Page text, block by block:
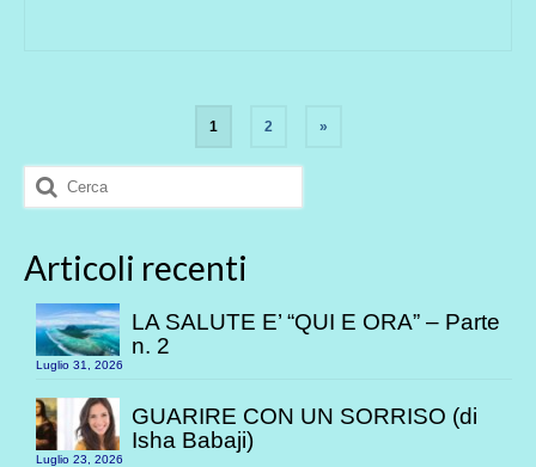
Paginazione
degli
articoli
1 2 »
Cerca:
Articoli recenti
LA SALUTE E’ “QUI E ORA” – Parte
n. 2
Luglio 31, 2026
GUARIRE CON UN SORRISO (di
Isha Babaji)
Luglio 23, 2026